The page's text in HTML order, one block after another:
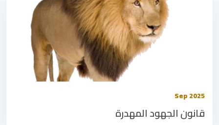
Sep 2025
قانون الجهود المهدرة